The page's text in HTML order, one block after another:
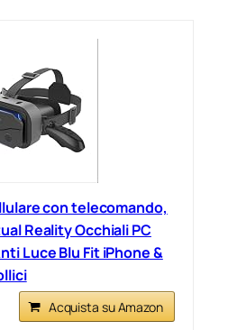
con telecomando,
Reality Occhiali PC
Luce Blu Fit iPhone &
Acquista su Amazon